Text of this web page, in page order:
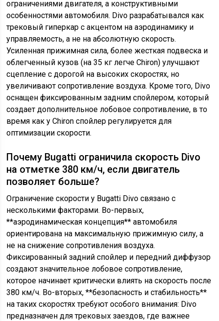
ограничениями двигателя, а конструктивными
особенностями автомобиля. Divo разрабатывался как
трековый гиперкар с акцентом на аэродинамику и
управляемость, а не на абсолютную скорость.
Усиленная прижимная сила, более жесткая подвеска и
облегченный кузов (на 35 кг легче Chiron) улучшают
сцепление с дорогой на высоких скоростях, но
увеличивают сопротивление воздуха. Кроме того, Divo
оснащен фиксированным задним спойлером, который
создает дополнительное лобовое сопротивление, в то
время как у Chiron спойлер регулируется для
оптимизации скорости.
Почему Bugatti ограничила скорость Divo
на отметке 380 км/ч, если двигатель
позволяет больше?
Ограничение скорости у Bugatti Divo связано с
несколькими факторами. Во-первых,
**аэродинамическая концепция** автомобиля
ориентирована на максимальную прижимную силу, а
не на снижение сопротивления воздуха.
Фиксированный задний спойлер и передний диффузор
создают значительное лобовое сопротивление,
которое начинает критически влиять на скорость после
380 км/ч. Во-вторых, **безопасность и стабильность**
на таких скоростях требуют особого внимания: Divo
предназначен для трековых заездов, где важнее